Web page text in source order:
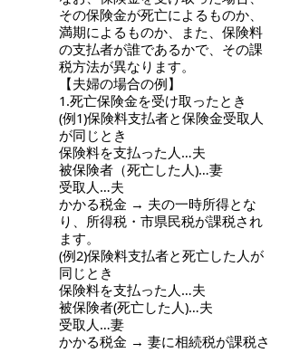
その保険金が死亡によるものか、
満期によるものか、また、保険料
の支払者が誰であるかで、その課
税方法が異なります。
【夫婦の場合の例】
1.死亡保険金を受け取ったとき
(例1)保険料支払者と保険金受取人
が同じとき
保険料を支払った人…夫
被保険者（死亡した人)…妻
受取人…夫
かかる税金 → 夫の一時所得とな
り、所得税・市県民税が課税され
ます。
(例2)保険料支払者と死亡した人が
同じとき
保険料を支払った人…夫
被保険者(死亡した人)…夫
受取人…妻
かかる税金 → 妻に相続税が課税さ